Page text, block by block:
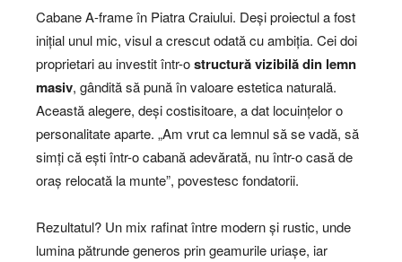
Cabane A-frame în Piatra Craiului. Deși proiectul a fost
inițial unul mic, visul a crescut odată cu ambiția. Cei doi
proprietari au investit într-ostructură vizibilă din lemn
masiv, gândită să pună în valoare estetica naturală.
Această alegere, deși costisitoare, a dat locuințelor o
personalitate aparte. „Am vrut ca lemnul să se vadă, să
simți că ești într-o cabană adevărată, nu într-o casă de
oraș relocată la munte”, povestesc fondatorii.
Rezultatul? Un mix rafinat între modern și rustic, unde
lumina pătrunde generos prin geamurile uriașe, iar